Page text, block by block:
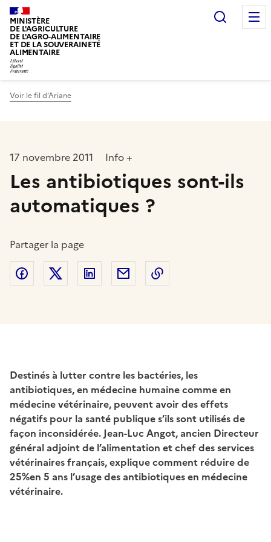
MINISTÈRE
DE L'AGRICULTURE
DE L'AGRO-ALIMENTAIRE
ET DE LA SOUVERAINETÉ
ALIMENTAIRE
Voir le fil d’Ariane
17 novembre 2011 Info +
Les antibiotiques sont-ils
automatiques ?
Partager la page
Partager sur Facebook
Partager sur Twitter
Partager sur LinkedIn
Partager par email
Destinés à lutter contre les bactéries, les
antibiotiques, en médecine humaine comme en
médecine vétérinaire, peuvent avoir des effets
négatifs pour la santé publique s’ils sont utilisés de
façon inconsidérée. Jean-Luc Angot, ancien Directeur
général adjoint de l’alimentation et chef des services
vétérinaires français, explique comment réduire de
25%en 5 ans l’usage des antibiotiques en médecine
vétérinaire.